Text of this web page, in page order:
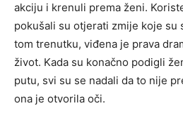
akciju i krenuli prema ženi.
pokušali su otjerati zmije koje su
tom trenutku, viđena je prava
život. Kada su konačno podigli
putu, svi su se nadali da to nije
ona je otvorila oči.